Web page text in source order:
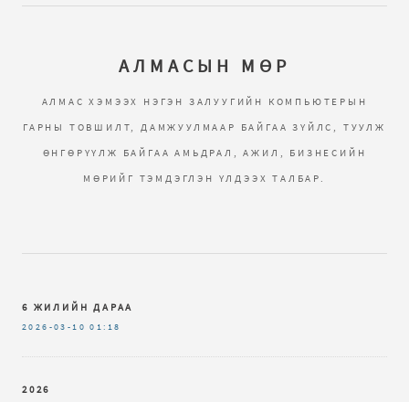
АЛМАСЫН МӨР
АЛМАС ХЭМЭЭХ НЭГЭН ЗАЛУУГИЙН КОМПЬЮТЕРЫН
ГАРНЫ ТОВШИЛТ, ДАМЖУУЛМААР БАЙГАА ЗҮЙЛС, ТУУЛЖ
ӨНГӨРҮҮЛЖ БАЙГАА АМЬДРАЛ, АЖИЛ, БИЗНЕСИЙН
МӨРИЙГ ТЭМДЭГЛЭН ҮЛДЭЭХ ТАЛБАР.
6 ЖИЛИЙН ДАРАА
2026-03-10 01:18
2026